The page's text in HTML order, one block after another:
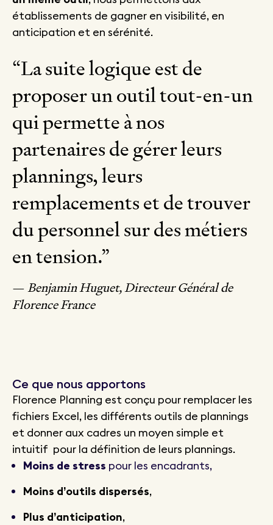
établissements de gagner en visibilité, en
anticipation et en sérénité.
“La suite logique est de
proposer un outil tout-en-un
qui permette à nos
partenaires de gérer leurs
plannings, leurs
remplacements et de trouver
du personnel sur des métiers
en tension.”
—Benjamin Huguet, Directeur Général de
Florence France
Ce que nous apportons
Florence Planning est conçu pour remplacer les
fichiers Excel, les différents outils de plannings
et donner aux cadres un moyen simple et
intuitif pour la définition de leurs plannings.
Moins de stress pour les encadrants,
Moins d’outils dispersés,
Plus d’anticipation,